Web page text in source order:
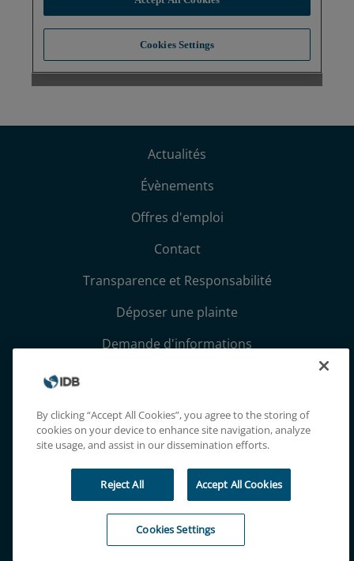
Actualités
Évènements
Offres d'emploi
Contact
Transparence et Responsabilité
Déposer une plainte
Demande d'informations
Conditions générales et avis de confidentialité
Extranet
By clicking “Accept All Cookies”, you agree to the storing of
cookies on your device to enhance site navigation, analyze
site usage, and assist in our dissemination efforts.
Reject All Accept All Cookies
Cookies Settings